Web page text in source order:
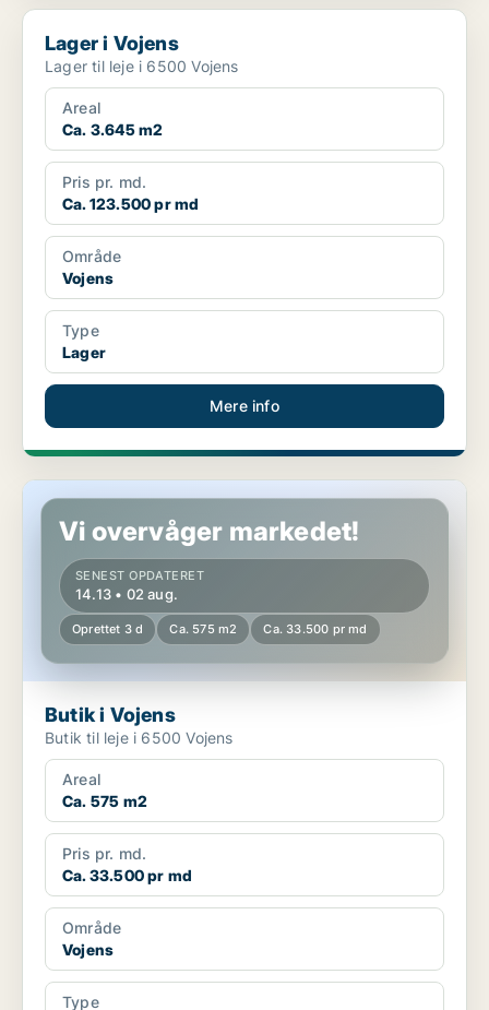
Lager i Vojens
Lager i Vojens
Lager til leje i 6500 Vojens
Areal
Ca. 3.645 m2
Pris pr. md.
Ca. 123.500 pr md
Område
Vojens
Type
Lager
Mere info
Butik i Vojens
Vi overvåger markedet!
SENEST OPDATERET
14.13 • 02 aug.
Oprettet 3 d Ca. 575 m2 Ca. 33.500 pr md
Butik i Vojens
Butik til leje i 6500 Vojens
Areal
Ca. 575 m2
Pris pr. md.
Ca. 33.500 pr md
Område
Vojens
Type